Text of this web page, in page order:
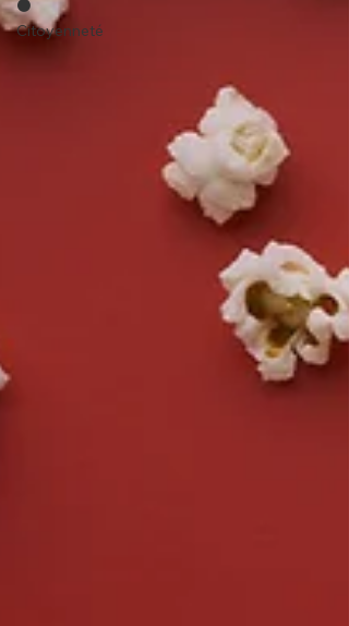
⚫️
Citoyenneté